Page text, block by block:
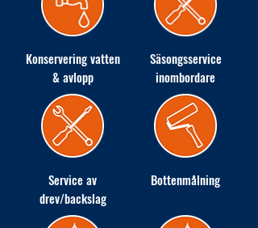
Konservering vatten
& avlopp
Säsongsservice
inombordare
Service av
drev/backslag
Bottenmålning